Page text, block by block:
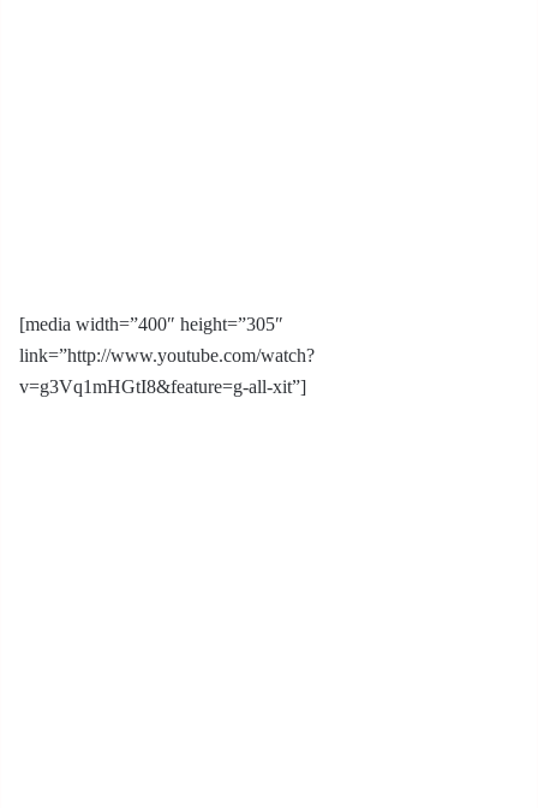
[media width=”400″ height=”305″
link=”http://www.youtube.com/watch?
v=g3Vq1mHGtI8&feature=g-all-xit”]